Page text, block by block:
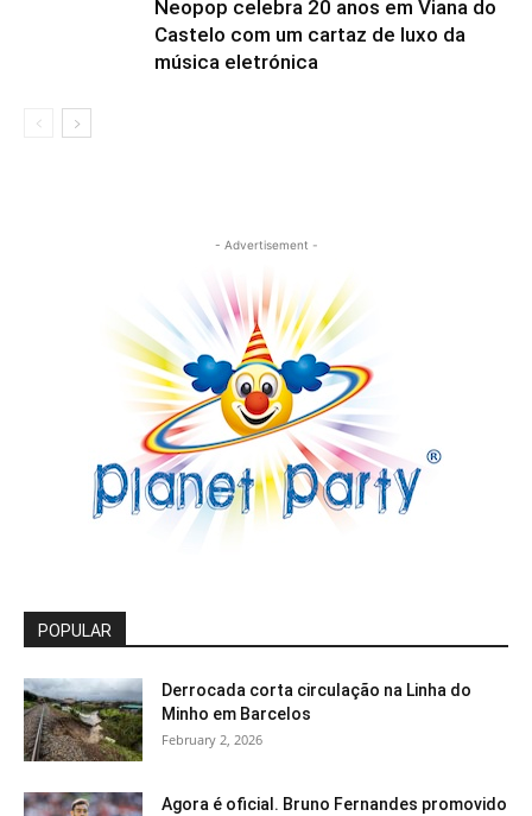
Neopop celebra 20 anos em Viana do
Castelo com um cartaz de luxo da
música eletrónica
- Advertisement -
POPULAR
Derrocada corta circulação na Linha do
Minho em Barcelos
February 2, 2026
Agora é oficial. Bruno Fernandes promovido